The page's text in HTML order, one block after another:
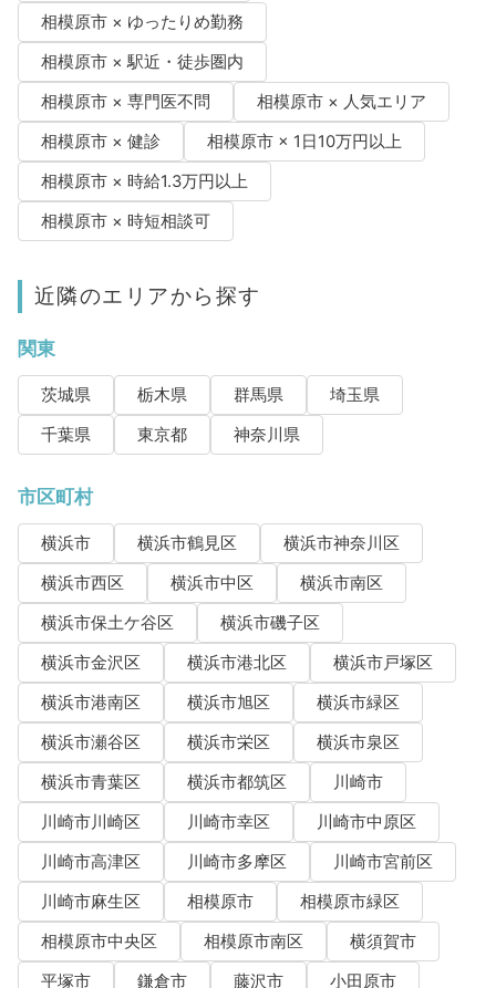
相模原市 × ゆったりめ勤務
相模原市 × 駅近・徒歩圏内
相模原市 × 専門医不問
相模原市 × 人気エリア
相模原市 × 健診
相模原市 × 1日10万円以上
相模原市 × 時給1.3万円以上
相模原市 × 時短相談可
近隣のエリアから探す
関東
茨城県 栃木県 群馬県
埼玉県
千葉県
東京都 神奈川県
市区町村
横浜市 横浜市鶴見区
横浜市神奈川区
横浜市西区
横浜市中区
横浜市南区
横浜市保土ケ谷区
横浜市磯子区
横浜市金沢区
横浜市港北区
横浜市戸塚区
横浜市港南区
横浜市旭区
横浜市緑区
横浜市瀬谷区
横浜市栄区
横浜市泉区
横浜市青葉区
横浜市都筑区
川崎市
川崎市川崎区
川崎市幸区
川崎市中原区
川崎市高津区
川崎市多摩区
川崎市宮前区
川崎市麻生区
相模原市
相模原市緑区
相模原市中央区
相模原市南区
横須賀市
平塚市
鎌倉市 藤沢市
小田原市